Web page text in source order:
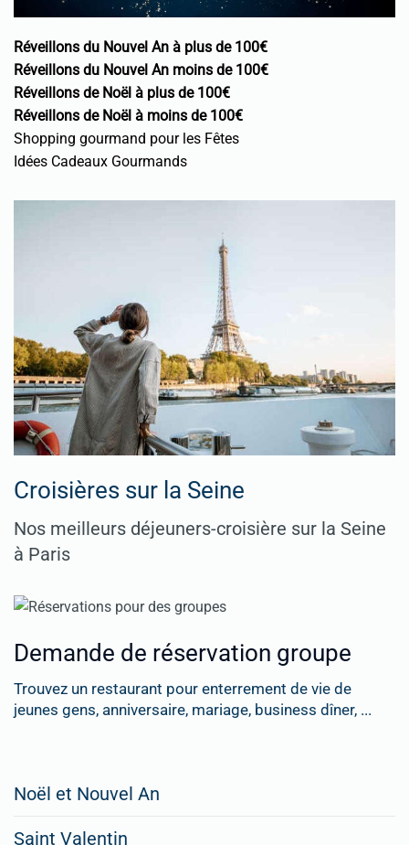
Réveillons du Nouvel An à plus de 100€
Réveillons du Nouvel An moins de 100€
Réveillons de Noël à plus de 100€
Réveillons de Noël à moins de 100€
Shopping gourmand pour les Fêtes
Idées Cadeaux Gourmands
Croisières sur la Seine
Nos meilleurs déjeuners-croisière sur la Seine
à Paris
Demande de réservation groupe
Trouvez un restaurant pour enterrement de vie de
jeunes gens, anniversaire, mariage, business dîner, ...
Noël et Nouvel An
Saint Valentin